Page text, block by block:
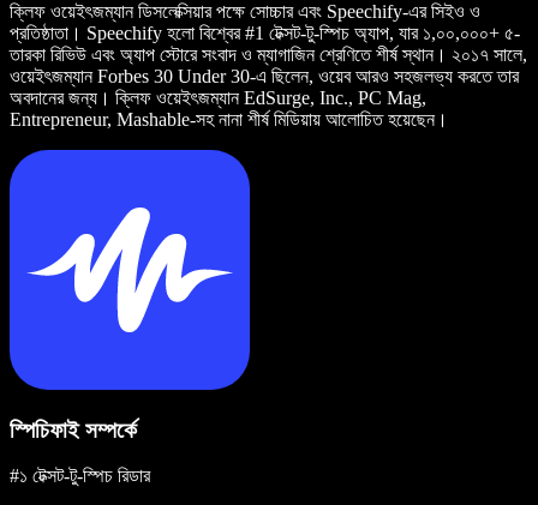
ক্লিফ ওয়েইৎজম্যান ডিসলেক্সিয়ার পক্ষে সোচ্চার এবং Speechify-এর সিইও ও
প্রতিষ্ঠাতা। Speechify হলো বিশ্বের #1 টেক্সট-টু-স্পিচ অ্যাপ, যার ১,০০,০০০+ ৫-
তারকা রিভিউ এবং অ্যাপ স্টোরে সংবাদ ও ম্যাগাজিন শ্রেণিতে শীর্ষ স্থান। ২০১৭ সালে,
ওয়েইৎজম্যান Forbes 30 Under 30-এ ছিলেন, ওয়েব আরও সহজলভ্য করতে তার
অবদানের জন্য। ক্লিফ ওয়েইৎজম্যান EdSurge, Inc., PC Mag,
Entrepreneur, Mashable-সহ নানা শীর্ষ মিডিয়ায় আলোচিত হয়েছেন।
স্পিচিফাই সম্পর্কে
#১ টেক্সট-টু-স্পিচ রিডার